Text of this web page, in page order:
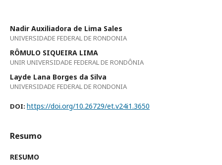
Nadir Auxiliadora de Lima Sales
UNIVERSIDADE FEDERAL DE RONDONIA
RÔMULO SIQUEIRA LIMA
UNIR UNIVERSIDADE FEDERAL DE RONDÔNIA
Layde Lana Borges da Silva
UNIVERSIDADE FEDERAL DE RONDONIA
DOI: https://doi.org/10.26729/et.v24i1.3650
Resumo
RESUMO